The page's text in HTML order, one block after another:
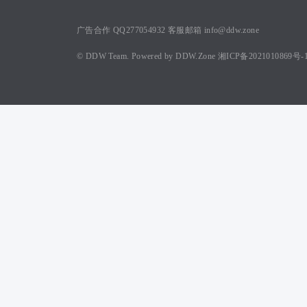
广告合作 QQ277054932 客服邮箱 info@ddw.zone
© DDW Team. Powered byDDW.Zone 湘ICP备2021010869号-